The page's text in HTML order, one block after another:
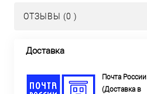
ОТЗЫВЫ (0 )
Доставка
Почта России
(Доставка в